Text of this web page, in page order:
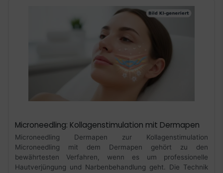
Microneedling: Kollagenstimulation mit Dermapen
Microneedling Dermapen zur Kollagenstimulation
Microneedling mit dem Dermapen gehört zu den
bewährtesten Verfahren, wenn es um professionelle
Hautverjüngung und Narbenbehandlung geht. Die Technik